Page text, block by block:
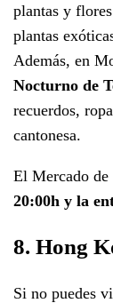
plantas y
plantas
Además, en
Nocturno de
recuerdos,
cantonesa.
El Mercado de
20:00h y la
8. Hong
Si no puedes